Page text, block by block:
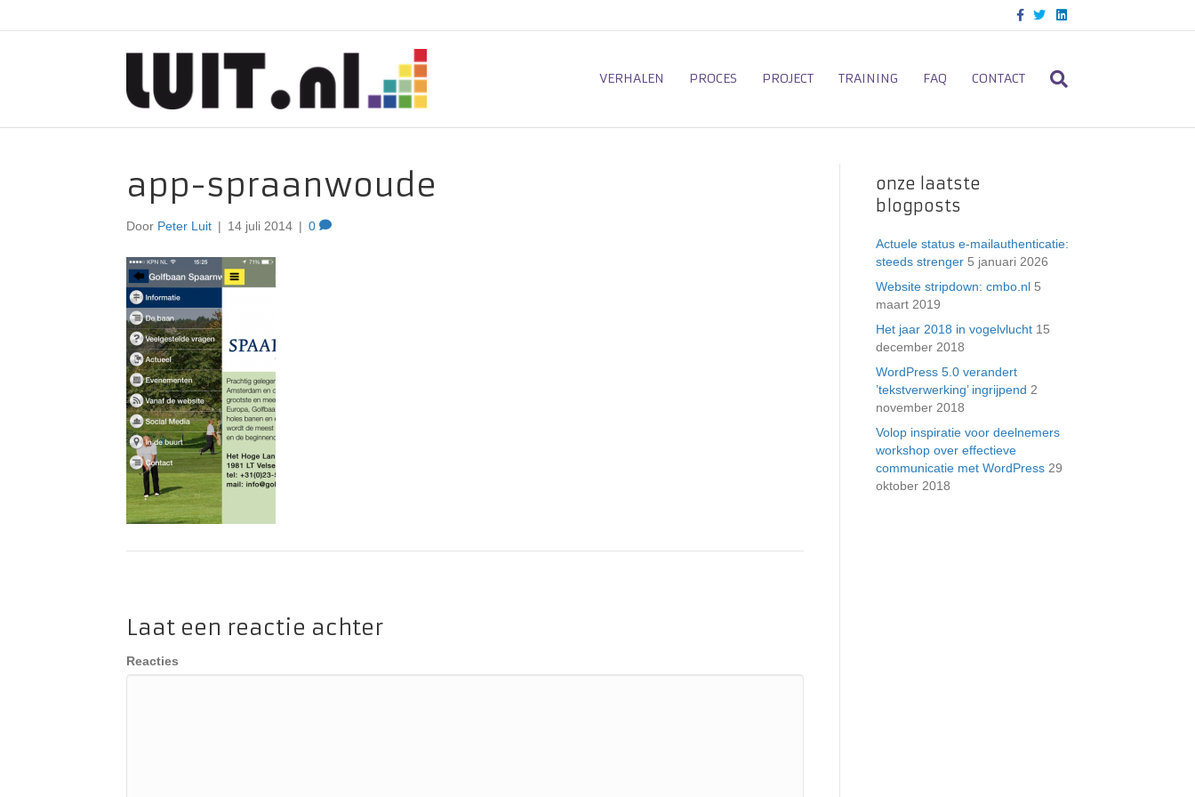
c
o
o
T
i
e
L
n
d
VERHALEN PROCES PROJECT TRAINING FAQ CONTACT
app-spraanwoude
Door Peter Luit | 14 juli 2014 | 0
Laat een reactie achter
Reacties
onze laatste
blogposts
Actuele status e-mailauthenticatie:
steeds strenger 5 januari 2026
Website stripdown: cmbo.nl 5
maart 2019
Het jaar 2018 in vogelvlucht 15
december 2018
WordPress 5.0 verandert
’tekstverwerking’ ingrijpend 2
november 2018
Volop inspiratie voor deelnemers
workshop over effectieve
communicatie met WordPress 29
oktober 2018